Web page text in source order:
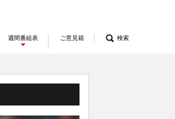
週間番組表 ご意見箱 検索